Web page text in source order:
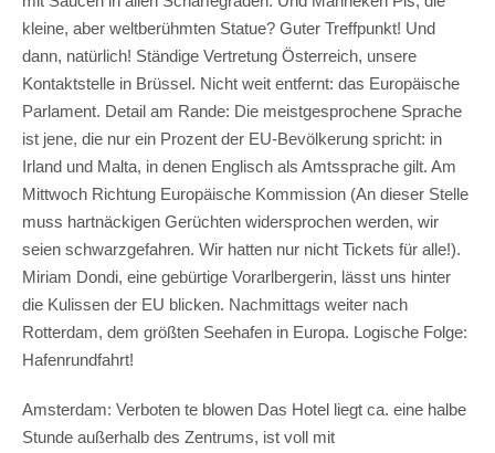
kleine, aber weltberühmten Statue? Guter Treffpunkt! Und
dann, natürlich! Ständige Vertretung Österreich, unsere
Kontaktstelle in Brüssel. Nicht weit entfernt: das Europäische
Parlament. Detail am Rande: Die meistgesprochene Sprache
ist jene, die nur ein Prozent der EU-Bevölkerung spricht: in
Irland und Malta, in denen Englisch als Amtssprache gilt. Am
Mittwoch Richtung Europäische Kommission (An dieser Stelle
muss hartnäckigen Gerüchten widersprochen werden, wir
seien schwarzgefahren. Wir hatten nur nicht Tickets für alle!).
Miriam Dondi, eine gebürtige Vorarlbergerin, lässt uns hinter
die Kulissen der EU blicken. Nachmittags weiter nach
Rotterdam, dem größten Seehafen in Europa. Logische Folge:
Hafenrundfahrt!
Amsterdam: Verboten te blowen Das Hotel liegt ca. eine halbe
Stunde außerhalb des Zentrums, ist voll mit